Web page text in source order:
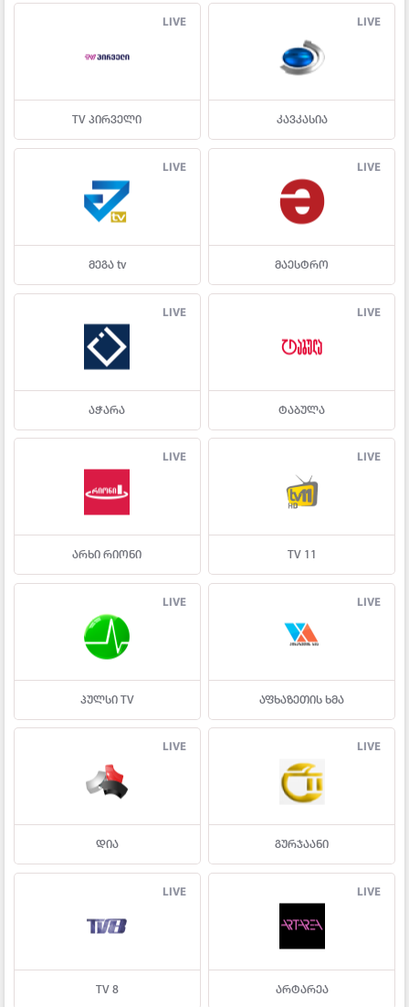
LIVE
TV პირველი
LIVE
კავკასია
LIVE
მეგა tv
LIVE
მაესტრო
LIVE
აჭარა
LIVE
ტაბულა
LIVE
არხი რიონი
LIVE
TV 11
LIVE
პულსი TV
LIVE
აფხაზეთის ხმა
LIVE
დია
LIVE
გურჯაანი
LIVE
TV 8
LIVE
არტარეა